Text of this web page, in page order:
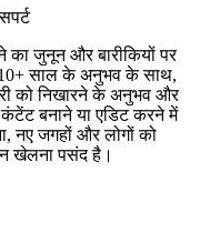
का जुनून और बारीकियों पर
10+ साल के अनुभव के साथ,
को निखारने के अनुभव और
बनाने या एडिट करने में
नए जगहों और लोगों को
खेलना पसंद है।